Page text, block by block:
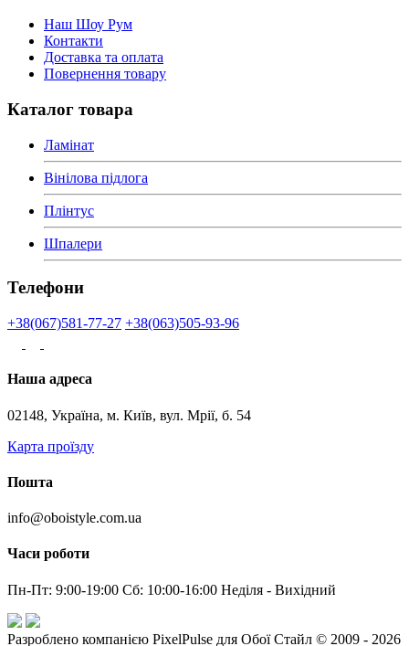
Наш Шоу Рум
Контакти
Доставка та оплата
Повернення товару
Каталог товара
Ламінат
Вінілова підлога
Плінтус
Шпалери
Телефони
+38(067)581-77-27 +38(063)505-93-96
Наша адреса
02148, Україна, м. Київ, вул. Мрії, б. 54
Карта проїзду
Пошта
info@oboistyle.com.ua
Часи роботи
Пн-Пт: 9:00-19:00 Сб: 10:00-16:00 Неділя - Вихідний
Разроблено компанією PixelPulse для Обої Стайл © 2009 - 2026